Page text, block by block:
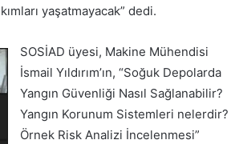
yaşatmayacak” dedi.
SOSİAD üyesi, Makine Mühendisi
İsmail Yıldırım’ın, “Soğuk Depolarda
Yangın Güvenliği Nasıl Sağlanabilir?
Yangın Korunum Sistemleri nelerdir?
Örnek Risk Analizi İncelenmesi”